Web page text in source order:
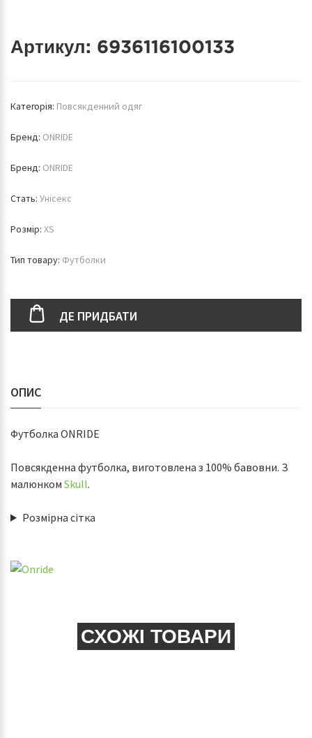
Артикул: 6936116100133
Категорія: Повсякденний одяг
Бренд: ONRIDE
Бренд: ONRIDE
Стать: Унісекс
Розмір: XS
Тип товару: Футболки
ДЕ ПРИДБАТИ
ОПИС
Футболка ONRIDE
Повсякденна футболка, виготовлена з 100% бавовни. З
малюнком Skull.
Розмірна сітка
СХОЖІ ТОВАРИ